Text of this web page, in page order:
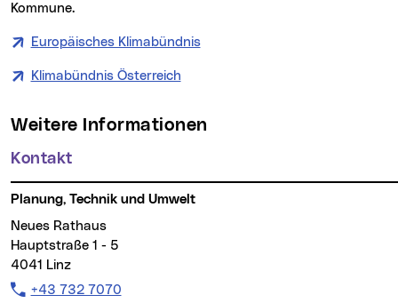
Kommune.
Europäisches Klimabündnis
Klimabündnis Österreich
Weitere Informationen
Kontakt
Planung, Technik und Umwelt
Neues Rathaus
Hauptstraße 1 - 5
4041 Linz
Telefon:
+43 732 7070